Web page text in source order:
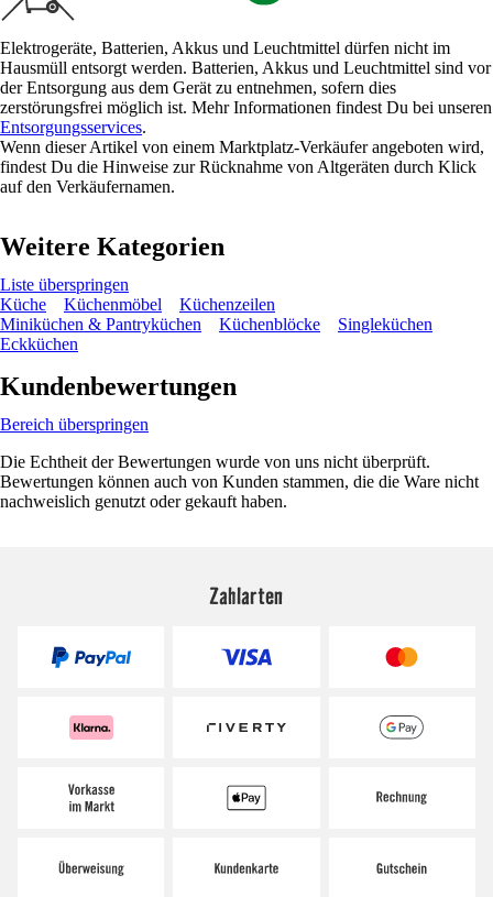
Elektrogeräte, Batterien, Akkus und Leuchtmittel dürfen nicht im
Hausmüll entsorgt werden. Batterien, Akkus und Leuchtmittel sind vor
der Entsorgung aus dem Gerät zu entnehmen, sofern dies
zerstörungsfrei möglich ist. Mehr Informationen findest Du bei unseren
Entsorgungsservices.
Wenn dieser Artikel von einem Marktplatz-Verkäufer angeboten wird,
findest Du die Hinweise zur Rücknahme von Altgeräten durch Klick
auf den Verkäufernamen.
Weitere Kategorien
Liste überspringen
Küche
Küchenmöbel
Küchenzeilen
Miniküchen & Pantryküchen
Küchenblöcke
Singleküchen
Eckküchen
Kundenbewertungen
Bereich überspringen
Die Echtheit der Bewertungen wurde von uns nicht überprüft.
Bewertungen können auch von Kunden stammen, die die Ware nicht
nachweislich genutzt oder gekauft haben.
Zahlarten